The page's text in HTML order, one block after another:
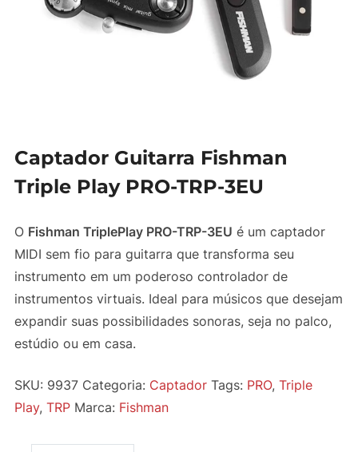
Captador Guitarra Fishman
Triple Play PRO-TRP-3EU
O Fishman TriplePlay PRO-TRP-3EU é um captador
MIDI sem fio para guitarra que transforma seu
instrumento em um poderoso controlador de
instrumentos virtuais. Ideal para músicos que desejam
expandir suas possibilidades sonoras, seja no palco,
estúdio ou em casa.
SKU: 9937 Categoria: Captador Tags: PRO, Triple
Play, TRP Marca: Fishman